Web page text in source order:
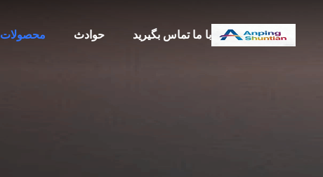
محصولات حوادث با ما تماس بگیرید